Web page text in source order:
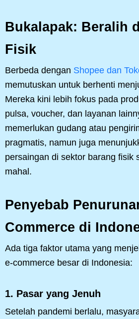
Bukalapak: Beralih
Fisik
Berbeda dengan Shopee dan
memutuskan untuk berhenti
Mereka kini lebih fokus pada
pulsa, voucher, dan layanan
memerlukan gudang atau
pragmatis, namun juga
persaingan di sektor barang fisik
mahal.
Penyebab
Commerce di
Ada tiga faktor utama yang
e-commerce besar di Indonesia:
1. Pasar yang Jenuh
Setelah pandemi berlalu,